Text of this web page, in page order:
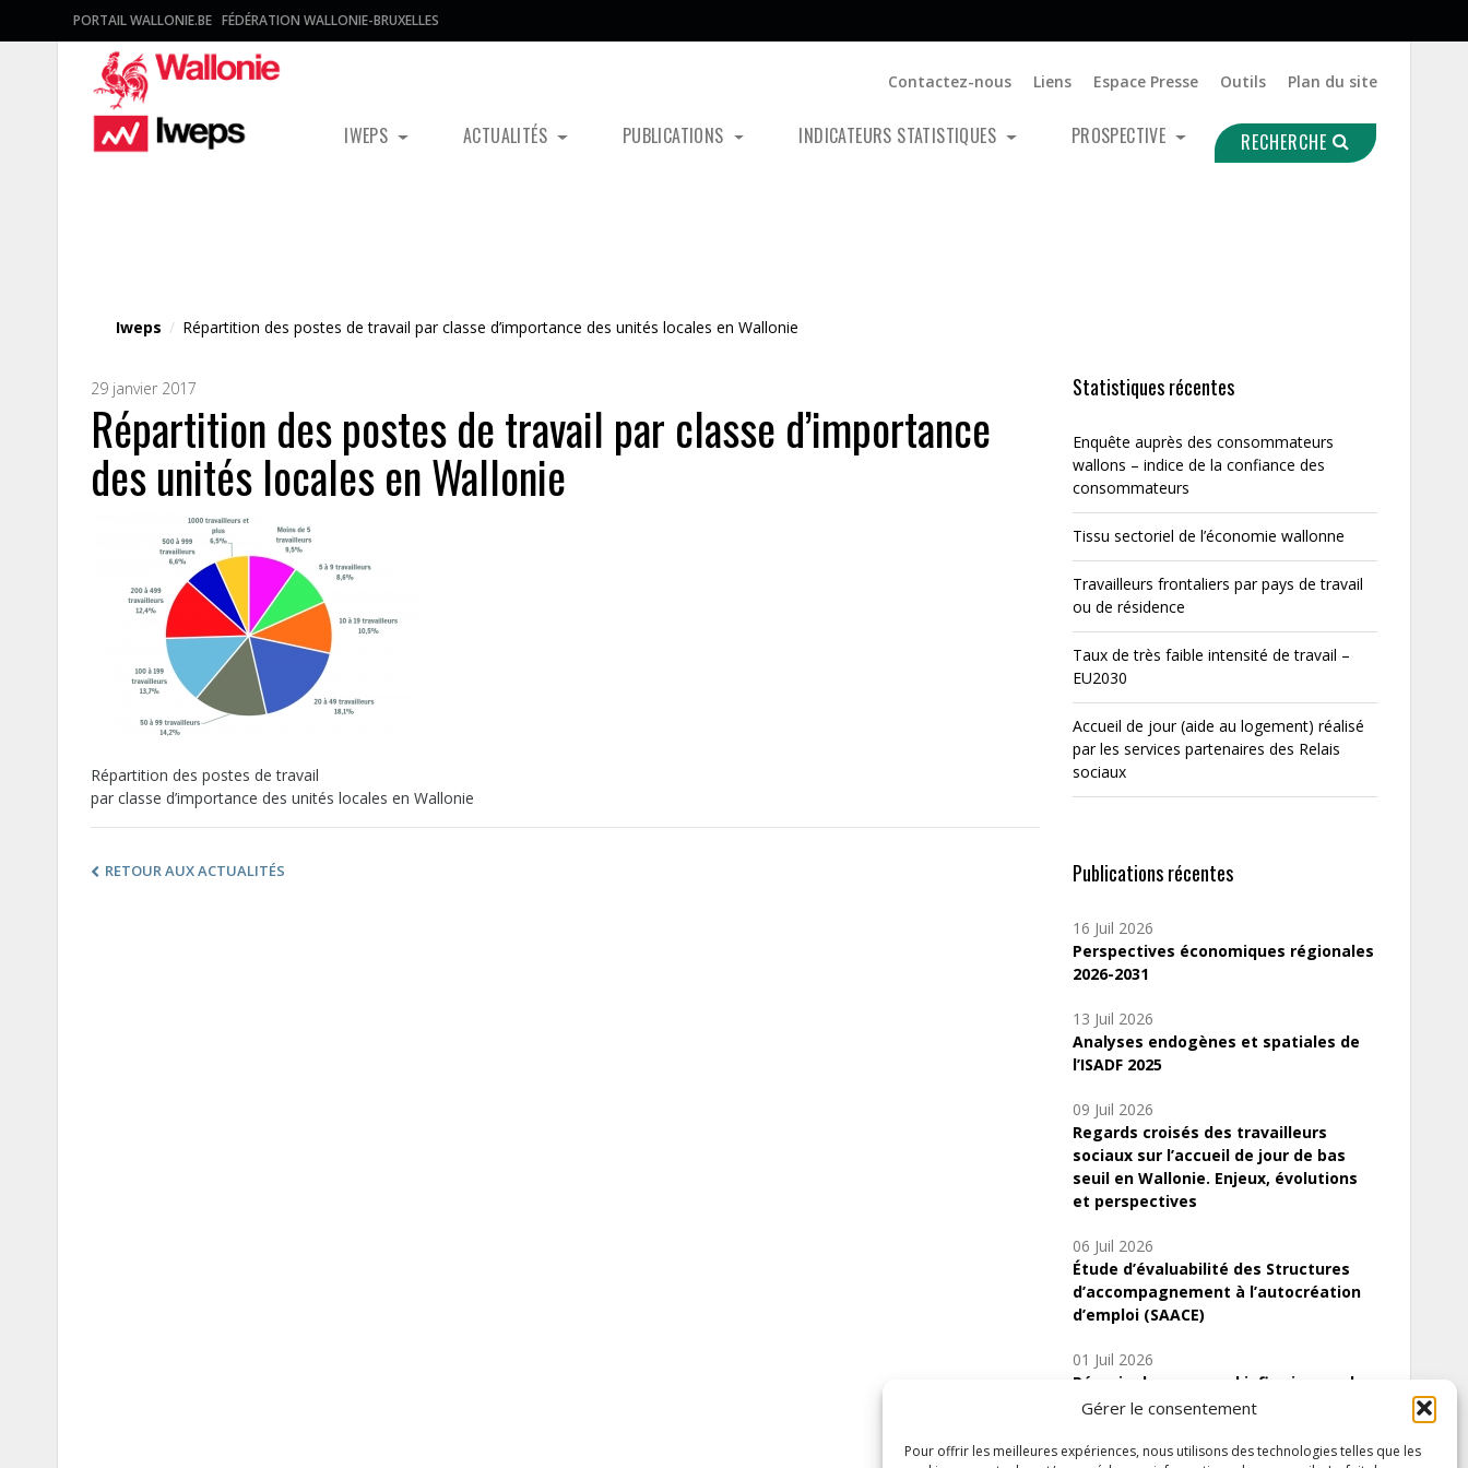
Gérer le consentement
Pour offrir les meilleures expériences, nous utilisons des technologies telles que les
PORTAIL WALLONIE.BE FÉDÉRATION WALLONIE-BRUXELLES
Contactez-nous Liens Espace Presse Outils Plan du site
IWEPS ACTUALITÉS PUBLICATIONS INDICATEURS STATISTIQUES PROSPECTIVE RECHERCHE
Iweps / Répartition des postes de travail par classe d’importance des unités locales en Wallonie
29 janvier 2017
Répartition des postes de travail par classe d’importance
des unités locales en Wallonie
Répartition des postes de travail
par classe d’importance des unités locales en Wallonie
RETOUR AUX ACTUALITÉS
Statistiques récentes
Enquête auprès des consommateurs
wallons – indice de la confiance des
consommateurs
Tissu sectoriel de l’économie wallonne
Travailleurs frontaliers par pays de travail
ou de résidence
Taux de très faible intensité de travail –
EU2030
Accueil de jour (aide au logement) réalisé
par les services partenaires des Relais
sociaux
Publications récentes
16 Juil 2026
Perspectives économiques régionales
2026-2031
13 Juil 2026
Analyses endogènes et spatiales de
l’ISADF 2025
09 Juil 2026
Regards croisés des travailleurs
sociaux sur l’accueil de jour de bas
seuil en Wallonie. Enjeux, évolutions
et perspectives
06 Juil 2026
Étude d’évaluabilité des Structures
d’accompagnement à l’autocréation
d’emploi (SAACE)
01 Juil 2026
Pénurie du personnel infirmier :quels
indicateurs d’offre de soins pour